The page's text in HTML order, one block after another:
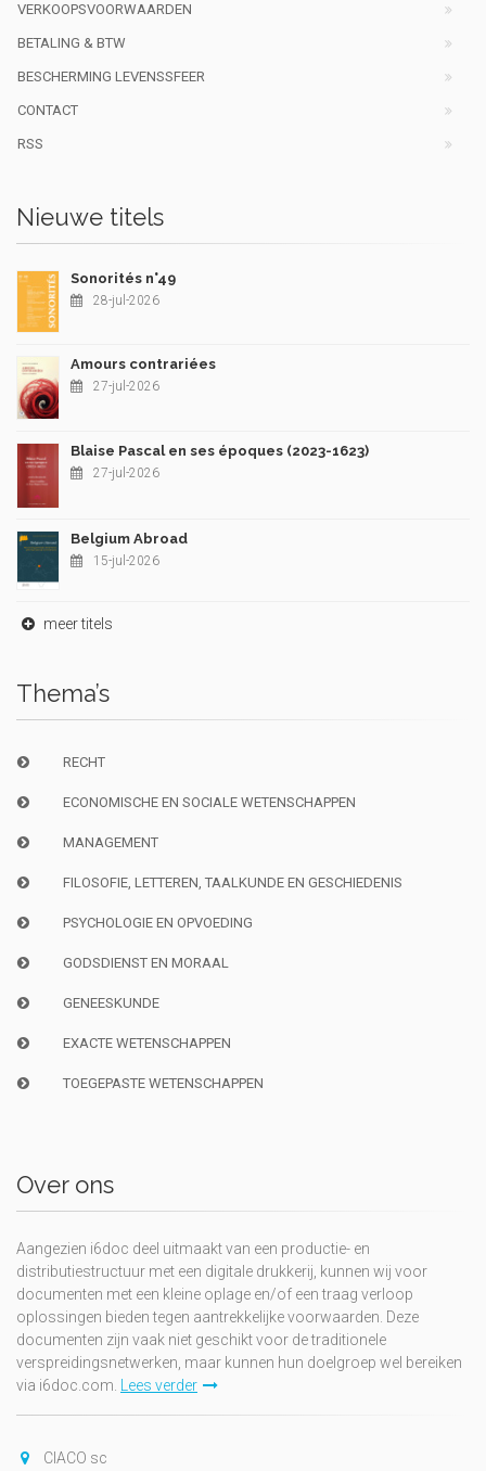
VERKOOPSVOORWAARDEN
BETALING & BTW
BESCHERMING LEVENSSFEER
CONTACT
RSS
Nieuwe titels
Sonorités n°49
28-jul-2026
Amours contrariées
27-jul-2026
Blaise Pascal en ses époques (2023-1623)
27-jul-2026
Belgium Abroad
15-jul-2026
meer titels
Thema’s
RECHT
ECONOMISCHE EN SOCIALE WETENSCHAPPEN
MANAGEMENT
FILOSOFIE, LETTEREN, TAALKUNDE EN GESCHIEDENIS
PSYCHOLOGIE EN OPVOEDING
GODSDIENST EN MORAAL
GENEESKUNDE
EXACTE WETENSCHAPPEN
TOEGEPASTE WETENSCHAPPEN
Over ons
Aangezien i6doc deel uitmaakt van een productie- en
distributiestructuur met een digitale drukkerij, kunnen wij voor
documenten met een kleine oplage en/of een traag verloop
oplossingen bieden tegen aantrekkelijke voorwaarden. Deze
documenten zijn vaak niet geschikt voor de traditionele
verspreidingsnetwerken, maar kunnen hun doelgroep wel bereiken
via i6doc.com. Lees verder
CIACO sc